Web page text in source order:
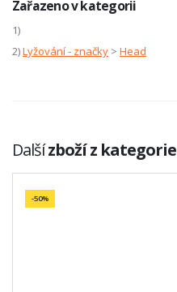
Zařazeno v kategorii
1)
2)Lyžování - značky > Head
Dalšízboží z kategorie
-50%